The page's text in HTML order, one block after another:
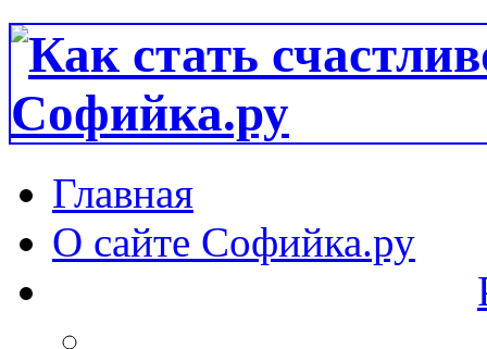
Главная
О сайте Софийка.ру